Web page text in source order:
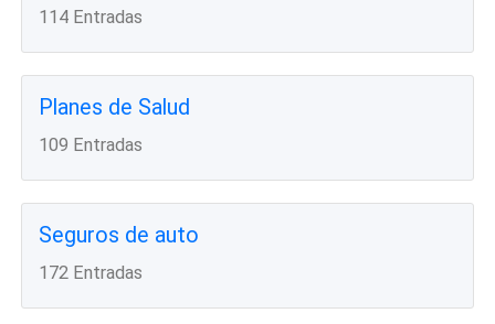
114 Entradas
Planes de Salud
109 Entradas
Seguros de auto
172 Entradas